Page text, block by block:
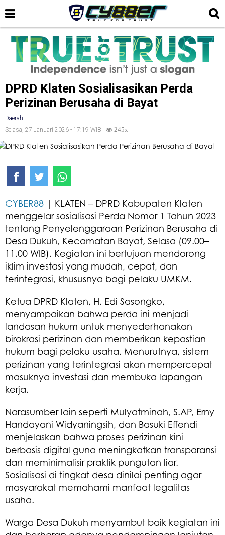
DPRD Klaten Sosialisasikan Perda
Perizinan Berusaha di Bayat
Daerah
Selasa, 27 Januari 2026 - 17:19 WIB
245x
CYBER88 | KLATEN – DPRD Kabupaten Klaten
menggelar sosialisasi Perda Nomor 1 Tahun 2023
tentang Penyelenggaraan Perizinan Berusaha di
Desa Dukuh, Kecamatan Bayat, Selasa (09.00–
11.00 WIB). Kegiatan ini bertujuan mendorong
iklim investasi yang mudah, cepat, dan
terintegrasi, khususnya bagi pelaku UMKM.
Ketua DPRD Klaten, H. Edi Sasongko,
menyampaikan bahwa perda ini menjadi
landasan hukum untuk menyederhanakan
birokrasi perizinan dan memberikan kepastian
hukum bagi pelaku usaha. Menurutnya, sistem
perizinan yang terintegrasi akan mempercepat
masuknya investasi dan membuka lapangan
kerja.
Narasumber lain seperti Mulyatminah, S.AP, Erny
Handayani Widyaningsih, dan Basuki Effendi
menjelaskan bahwa proses perizinan kini
berbasis digital guna meningkatkan transparansi
dan meminimalisir praktik pungutan liar.
Sosialisasi di tingkat desa dinilai penting agar
masyarakat memahami manfaat legalitas
usaha.
Warga Desa Dukuh menyambut baik kegiatan ini